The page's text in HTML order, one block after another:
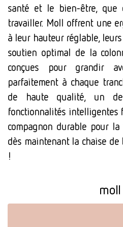
santé et le bien-être, que
travailler. Moll offrent une
à leur hauteur réglable,
soutien optimal de la
conçues pour grandir
parfaitement à chaque
de haute qualité, un
fonctionnalités intelligentes
compagnon durable pour la
dès maintenant la chaise
!
moll